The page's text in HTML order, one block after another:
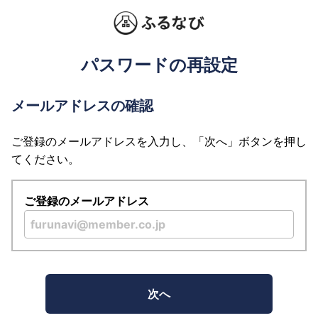
パスワードの再設定
メールアドレスの確認
ご登録のメールアドレスを入力し、「次へ」ボタンを押し
てください。
ご登録のメールアドレス